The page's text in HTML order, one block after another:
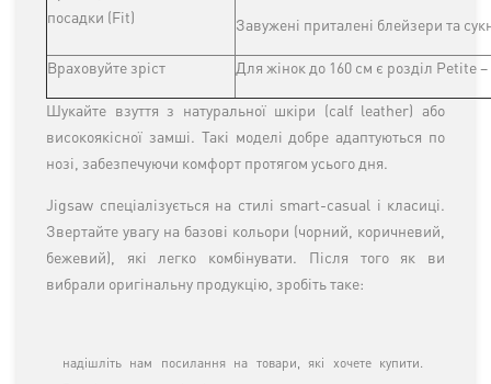
посадки (Fit)
Завужені приталені блейзери та
Враховуйте зріст Для жінок до 160 см є розділ Petite
Шукайте взуття з натуральної шкіри (calf leather) або
високоякісної замші. Такі моделі добре адаптуються по
нозі, забезпечуючи комфорт протягом усього дня.
Jigsaw спеціалізується на стилі smart-casual і класиці.
Звертайте увагу на базові кольори (чорний, коричневий,
бежевий), які легко комбінувати. Після того як ви
вибрали оригінальну продукцію, зробіть таке:
надішліть нам посилання на товари, які хочете купити.